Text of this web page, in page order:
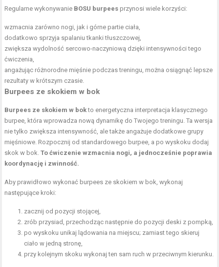
Regularne wykonywanie BOSU burpees przynosi wiele korzyści:
wzmacnia zarówno nogi, jak i górne partie ciała,
dodatkowo sprzyja spalaniu tkanki tłuszczowej,
zwiększa wydolność sercowo-naczyniową dzięki intensywności tego
ćwiczenia,
angażując różnorodne mięśnie podczas treningu, można osiągnąć lepsze
rezultaty w krótszym czasie.
Burpees ze skokiem w bok
Burpees ze skokiem w bokto energetyczna interpretacja klasycznego
burpee, która wprowadza nową dynamikę do Twojego treningu. Ta wersja
nie tylko zwiększa intensywność, ale także angażuje dodatkowe grupy
mięśniowe. Rozpocznij od standardowego burpee, a po wyskoku dodaj
skok w bok.To ćwiczenie wzmacnia nogi, a jednocześnie poprawia
koordynację i zwinność.
Aby prawidłowo wykonać burpees ze skokiem w bok, wykonaj
następujące kroki:
zacznij od pozycji stojącej,
zrób przysiad, przechodząc następnie do pozycji deski z pompką,
po wyskoku unikaj lądowania na miejscu; zamiast tego skieruj
ciało w jedną stronę,
przy kolejnym skoku wykonaj ten sam ruch w przeciwnym kierunku.